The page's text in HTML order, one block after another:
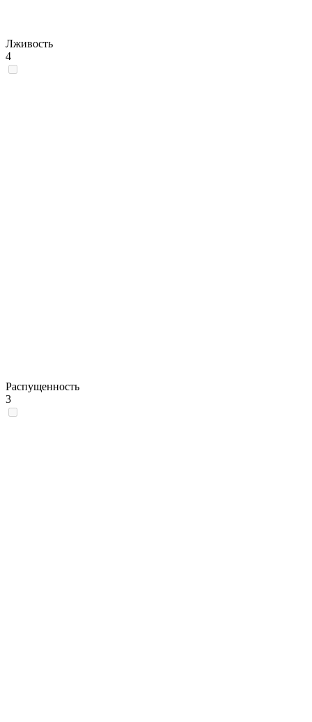
Лживость
4
Распущенность
3